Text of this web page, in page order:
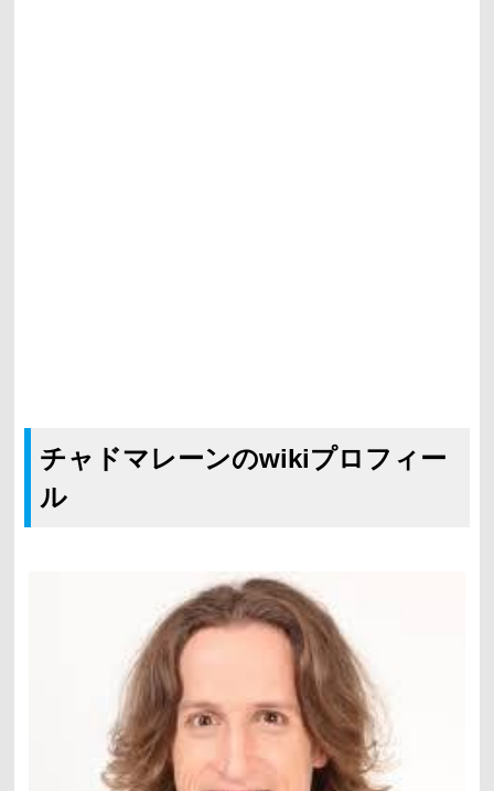
チャドマレーンのwikiプロフィー
ル